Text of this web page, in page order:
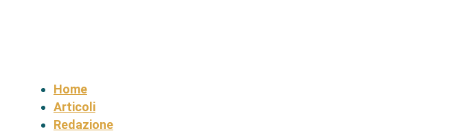
Home
Articoli
Redazione